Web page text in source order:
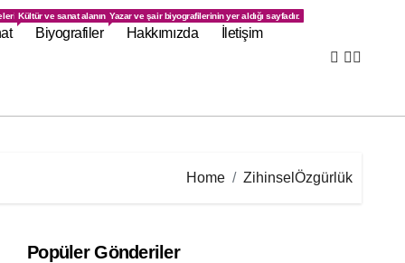
bulunduğu sayfadır.
Kültür ve sanat alanındaki gelişmelerin yer aldığı sayfadır.
Biyografiler
Yazar ve şair biyografilerinin yer aldığı sayfadır.
Hakkımızda İletişim
Home ZihinselÖzgürlük
Popüler Gönderiler